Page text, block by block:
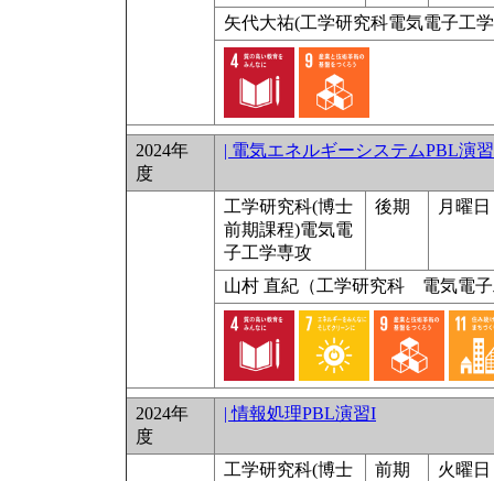
矢代大祐(工学研究科電気電子工
2024年
度
| 電気エネルギーシステムPBL演習
工学研究科(博士
前期課程)電気電
子工学専攻
後期 月曜
山村 直紀（工学研究科 電気電
2024年
度
| 情報処理PBL演習I
工学研究科(博士
前期 火曜日